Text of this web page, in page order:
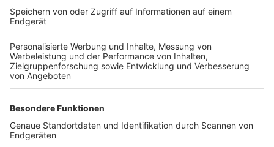
TOP-VEREINE
TOP-PARTNER